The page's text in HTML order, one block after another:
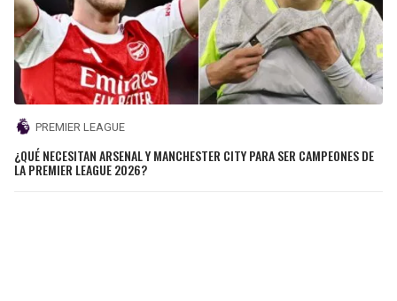
PREMIER LEAGUE
¿QUÉ NECESITAN ARSENAL Y MANCHESTER CITY PARA SER CAMPEONES DE
LA PREMIER LEAGUE 2026?